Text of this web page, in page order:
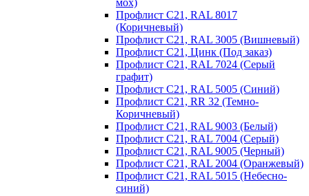
Профлист С21, RAL 8017
(Коричневый)
Профлист С21, RAL 3005 (Вишневый)
Профлист С21, Цинк (Под заказ)
Профлист С21, RAL 7024 (Серый
графит)
Профлист С21, RAL 5005 (Синий)
Профлист С21, RR 32 (Темно-
Коричневый)
Профлист С21, RAL 9003 (Белый)
Профлист С21, RAL 7004 (Серый)
Профлист С21, RAL 9005 (Черный)
Профлист С21, RAL 2004 (Оранжевый)
Профлист С21, RAL 5015 (Небесно-
синий)